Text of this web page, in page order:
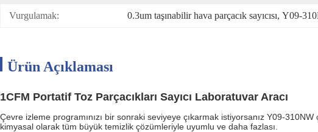
Vurgulamak: 0.3um taşınabilir hava parçacık sayıcısı, Y09-
Ürün Açıklaması
1CFM Portatif Toz Parçacıkları Sayıcı Laboratuvar Aracı
Çevre izleme programınızı bir sonraki seviyeye çıkarmak istiyorsanız Y09-
kimyasal olarak tüm büyük temizlik çözümleriyle uyumlu ve daha fazlası.